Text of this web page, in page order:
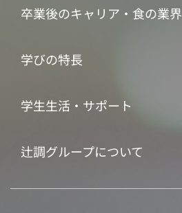
卒業後のキャリア・食の業界
学びの特長
学生生活・サポート
辻調グループについて